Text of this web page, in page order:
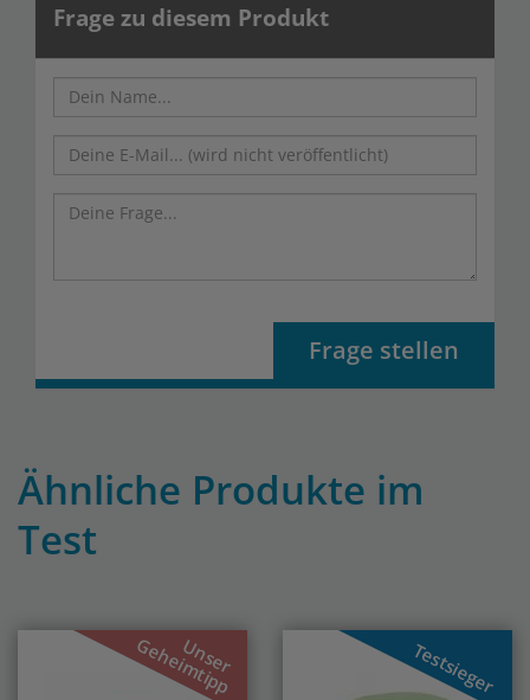
Frage zu diesem Produkt
Frage stellen
Ähnliche Produkte im
Test
Unser
Geheimtipp Testsieger
Previous